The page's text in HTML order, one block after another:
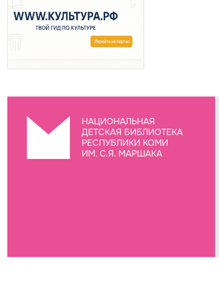
НАЦИОНАЛЬНАЯ
ДЕТСКАЯ БИБЛИОТЕКА
РЕСПУБЛИКИ КОМИ
ИМ. С.Я. МАРШАКА